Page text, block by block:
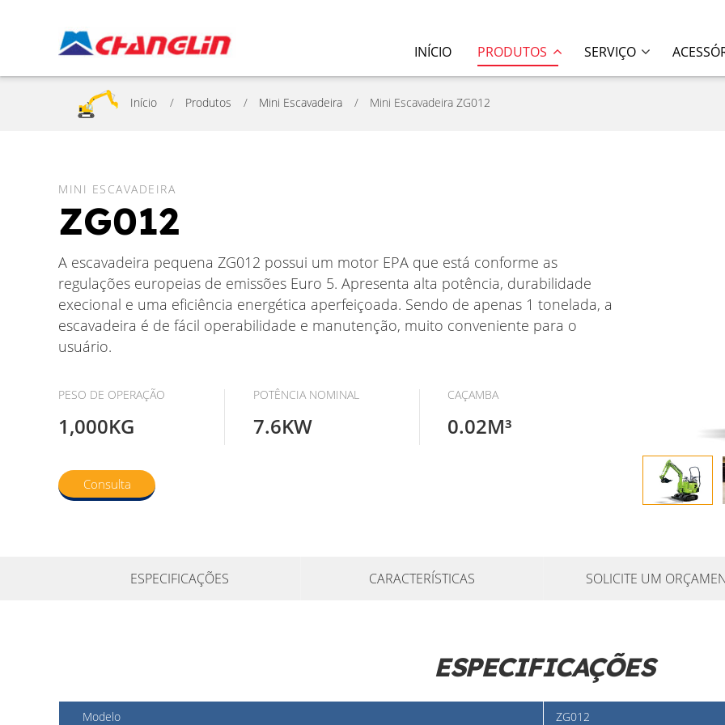
INÍCIO PRODUTOS SERVIÇO
Início Produtos Mini Escavadeira Mini Escavadeira ZG012
MINI ESCAVADEIRA
ZG012
A escavadeira pequena ZG012 possui um motor EPA que está conforme as
regulações europeias de emissões Euro 5. Apresenta alta potência, durabilidade
execional e uma eficiência energética aperfeiçoada. Sendo de apenas 1 tonelada, a
escavadeira é de fácil operabilidade e manutenção, muito conveniente para o
usuário.
PESO DE OPERAÇÃO
1,000KG
POTÊNCIA NOMINAL
7.6KW
CAÇAMBA
0.02M³
Consulta
ESPECIFICAÇÕES CARACTERÍSTICAS SOLICITE UM
ESPECIFICAÇÕES
Modelo ZG012